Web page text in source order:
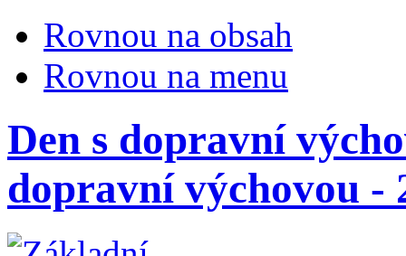
Rovnou na obsah
Rovnou na menu
Den s dopravní
dopravní výchovou -